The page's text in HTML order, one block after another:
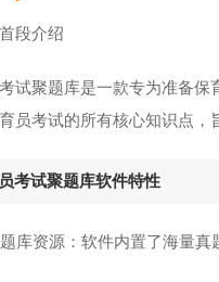
段介绍
试聚题库是一款专为准备
员考试的所有核心知识点，
考试聚题库软件特性
库资源：软件内置了海量真